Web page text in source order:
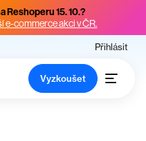
Reshoperu 15. 10.?
e-commerce akci v ČR.
Přihlásit
Vyzkoušet